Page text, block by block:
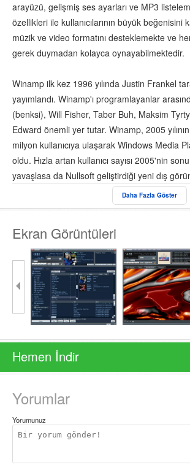
Daha Fazla Göster
arayüzü, gelişmiş ses ayarları ve MP3
özellikleri ile kullanıcılarının büyük beğenisini
müzik ve video formatını desteklemekte ve
gerek duymadan kolayca oynayabilmektedir.
Winamp ilk kez 1996 yılında Justin Frankel
yayımlandı. Winamp'ı programlayanlar
(benksi), Will Fisher, Taber Buh, Maksim
Edward önemli yer tutar. Winamp, 2005
milyon kullanıcıya ulaşarak Windows Media
oldu. Hızla artan kullanıcı sayısı 2005'nin
yavaşlasa da Nullsoft geliştirdiği yeni dış
tecrübesini de arkasına alarak çevrimiçi
odağı olmayı başardı.
Winamp 5.63'deki yenilikler
AndroidTM için Winamp ile kablosuz
senkronizasyonu
iTunes Kitaplığı Alma
Mediafly destekli yeni dizini içeren geniş
kontrolü
Görev çubuğu oynatıcı denetimlerini
desteği
Türkçe, Rumence ve Brezilya Portekizcesi
kullanılabilir
Geliştirilmiş çalma listesi oluşturucu
Winamp Araç Çubuğunu ekleyin ve çalma
tarayıcınızdan kontrol edin (isteğe bağlı)
Ekran Görüntüleri
Hemen İndir
Yorumlar
Yorumunuz